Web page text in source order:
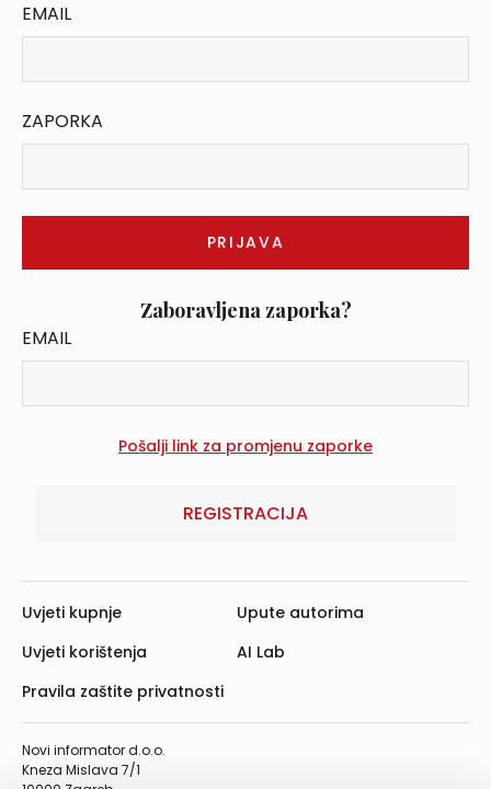
EMAIL
ZAPORKA
Zaboravljena zaporka?
EMAIL
REGISTRACIJA
Novi informator d.o.o.
Kneza Mislava 7/1
Uvjeti kupnje
Uvjeti korištenja
Pravila zaštite privatnosti
Upute autorima
AI Lab